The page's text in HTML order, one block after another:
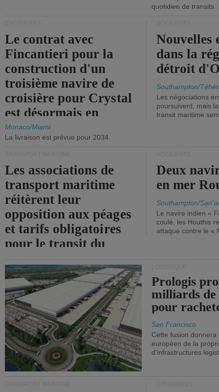
quotidien de transits.
Le contrat avec
Fincantieri pour la
construction d'un
troisième navire de
croisière pour Crystal
est désormais en
vigueur.
Monaco/Miami
La livraison est prévue pour 2034.
Nouvelles
dans la
détroit
Southampton/
Les négociations
poursuivent, mais
transit maritime
Les associations de
transport maritime
réitèrent leur
opposition aux péages
et tarifs obligatoires
pour le transit du
Deux
en mer
Southampton/
Le navire indien «
coulé, les Houthis
attaque contre le «
Prologis
milliards
pour
San Francisco
Cette fusion
européen de la
d'infrastructures